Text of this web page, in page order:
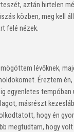
aztán hirtelen
közben, meg kell
felé nézek.
lévőknek,
Éreztem
egyenletes
másrészt
hogy én
hogy